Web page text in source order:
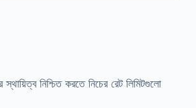
স্থায়িত্ব নিশ্চিত করতে নিচের রেট লিমিটগুলো